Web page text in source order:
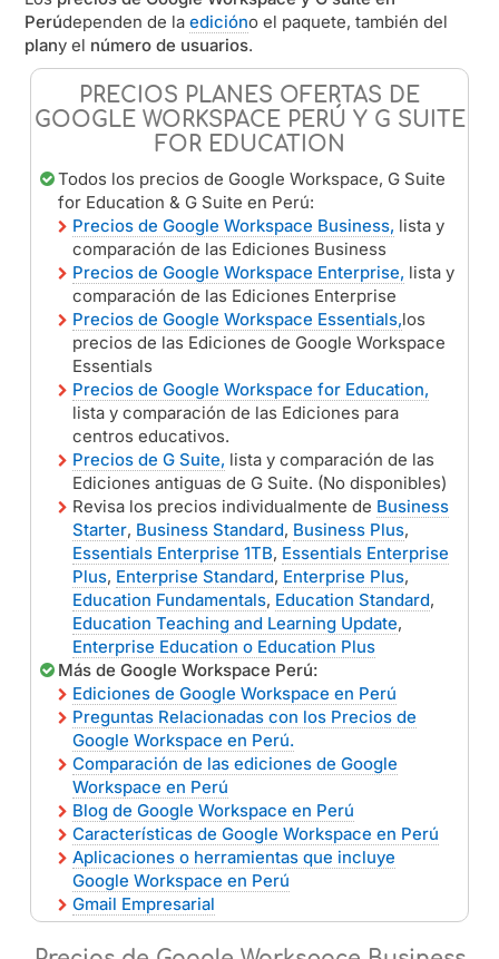
Perúdependen de la edicióno el paquete, también del
plany el número de usuarios.
PRECIOS PLANES OFERTAS DE
GOOGLE WORKSPACE PERÚ Y G SUITE
FOR EDUCATION
Todos los precios de Google Workspace, G Suite
for Education & G Suite en Perú:
Precios de Google Workspace Business, lista y
comparación de las Ediciones Business
Precios de Google Workspace Enterprise, lista y
comparación de las Ediciones Enterprise
Precios de Google Workspace Essentials,los
precios de las Ediciones de Google Workspace
Essentials
Precios de Google Workspace for Education,
lista y comparación de las Ediciones para
centros educativos.
Precios de G Suite, lista y comparación de las
Ediciones antiguas de G Suite. (No disponibles)
Revisa los precios individualmente de Business
Starter, Business Standard, Business Plus,
Essentials Enterprise 1TB, Essentials Enterprise
Plus, Enterprise Standard, Enterprise Plus,
Education Fundamentals, Education Standard,
Education Teaching and Learning Update,
Enterprise Education o Education Plus
Más de Google Workspace Perú:
Ediciones de Google Workspace en Perú
Preguntas Relacionadas con los Precios de
Google Workspace en Perú.
Comparación de las ediciones de Google
Workspace en Perú
Blog de Google Workspace en Perú
Características de Google Workspace en Perú
Aplicaciones o herramientas que incluye
Google Workspace en Perú
Gmail Empresarial